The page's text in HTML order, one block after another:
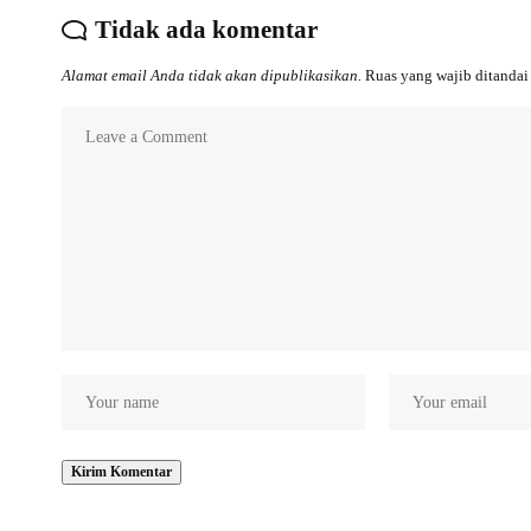
Tidak ada komentar
Alamat email Anda tidak akan dipublikasikan. Ruas yang wajib ditandai